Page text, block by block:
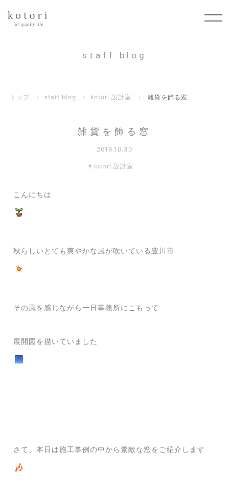
staff blog
トップ › staff blog › kotori 設計室 › 雑貨を飾る窓
雑貨を飾る窓
2019.10.30
kotori 設計室
こんにちは
秋らしいとても爽やかな風が吹いている豊川市
その風を感じながら一日事務所にこもって
展開図を描いていました
さて、本日は施工事例の中から素敵な窓をご紹介します